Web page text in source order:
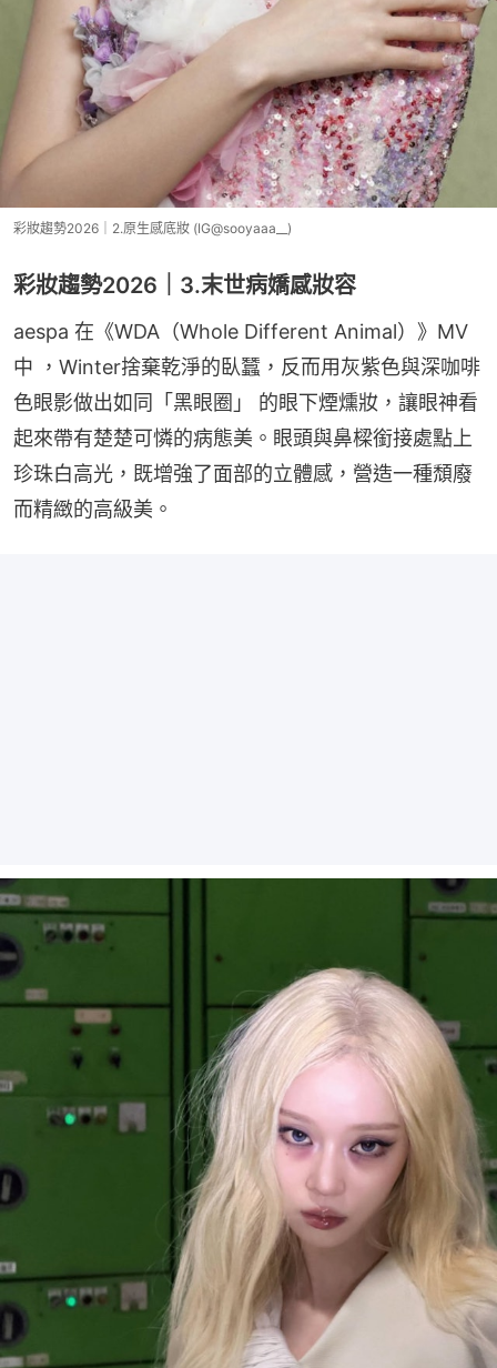
彩妝趨勢2026｜2.原生感底妝 (IG@sooyaaa__)
彩妝趨勢2026｜3.末世病嬌感妝容
aespa 在《WDA（Whole Different Animal）》MV
中 ，Winter捨棄乾淨的臥蠶，反而用灰紫色與深咖啡
色眼影做出如同「黑眼圈」 的眼下煙燻妝，讓眼神看
起來帶有楚楚可憐的病態美。眼頭與鼻樑銜接處點上
珍珠白高光，既增強了面部的立體感，營造一種頹廢
而精緻的高級美。